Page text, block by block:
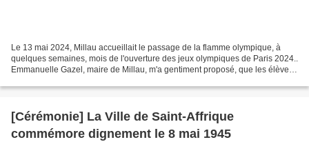
Le 13 mai 2024, Millau accueillait le passage de la flamme olympique, à
quelques semaines, mois de l'ouverture des jeux olympiques de Paris 2024..
Emmanuelle Gazel, maire de Millau, m'a gentiment proposé, que les élèves
[Cérémonie] La Ville de Saint-Affrique
commémore dignement le 8 mai 1945